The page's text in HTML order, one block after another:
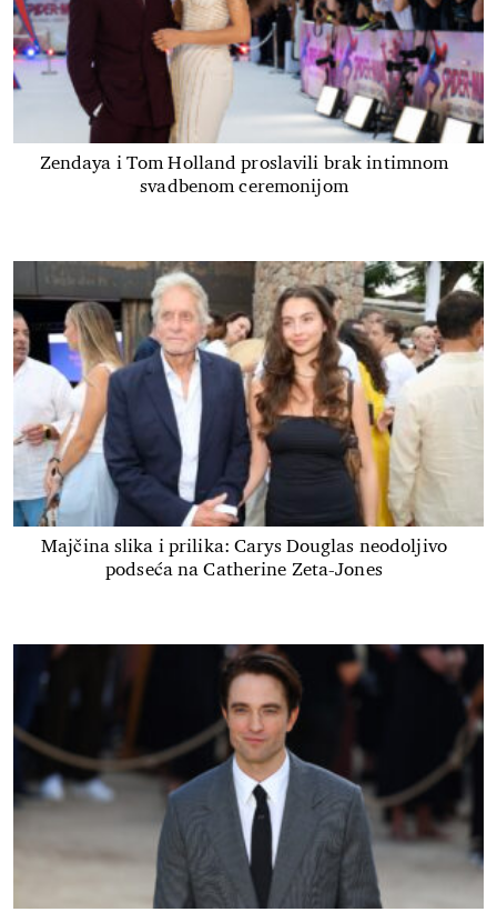
Zendaya i Tom Holland proslavili brak intimnom
svadbenom ceremonijom
Majčina slika i prilika: Carys Douglas neodoljivo
podseća na Catherine Zeta-Jones